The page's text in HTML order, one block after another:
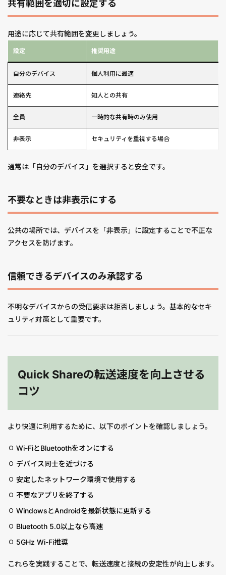
共有範囲を適切に設定する
用途に応じて共有範囲を変更しましょう。
設定 推奨用途
自分のデバイス 個人利用に最適
連絡先 知人との共有
全員 一時的な共有時のみ使用
非表示 セキュリティを重視する場合
通常は「自分のデバイス」を選択すると安全です。
不要なときは非表示にする
公共の場所では、デバイスを「非表示」に設定することで不正な
アクセスを防げます。
信頼できるデバイスのみ承認する
不明なデバイスからの受信要求は拒否しましょう。基本的なセキ
ュリティ対策として重要です。
Quick Shareの転送速度を向上させる
コツ
より快適に利用するために、以下のポイントを確認しましょう。
Wi-FiとBluetoothをオンにする
デバイス同士を近づける
安定したネットワーク環境で使用する
不要なアプリを終了する
WindowsとAndroidを最新状態に更新する
Bluetooth 5.0以上なら高速
5GHz Wi-Fi推奨
これらを実践することで、転送速度と接続の安定性が向上します。